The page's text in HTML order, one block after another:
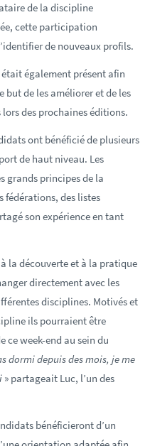
de la discipline
cette participation
de nouveaux profils.
était également présent afin
but de les améliorer et de les
des prochaines éditions.
ont bénéficié de plusieurs
de haut niveau. Les
grands principes de la
des listes
son expérience en tant
la découverte et à la pratique
directement avec les
disciplines. Motivés et
ils pourraient être
ce week-end au sein du
dormi depuis des mois, je me
» partageait Luc, l’un des
bénéficieront d’un